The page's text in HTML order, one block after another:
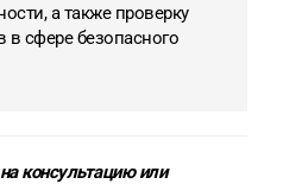
а также проверку
сфере безопасного
консультацию или